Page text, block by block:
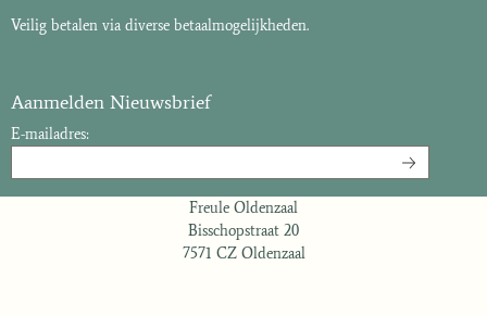
Veilig betalen via diverse betaalmogelijkheden.
Aanmelden Nieuwsbrief
E-mailadres:
Freule Oldenzaal
Bisschopstraat 20
7571 CZ Oldenzaal